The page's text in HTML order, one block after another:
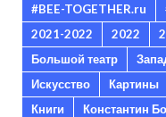
#BEE-TOGETHER.ru
2021-2022
2022
Большой театр
Искусство
Картины
Книги
Константин